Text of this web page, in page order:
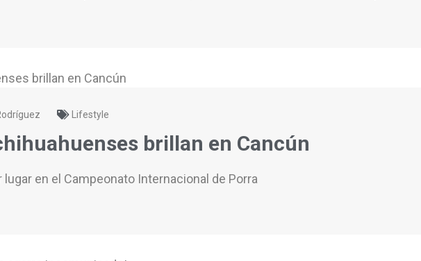
Lifestyle
brillan en Cancún
en el Campeonato Internacional de Porra